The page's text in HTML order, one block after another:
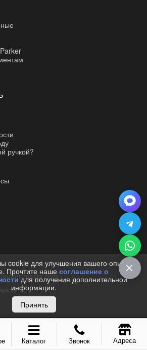
ручкой?
russia.com
Russia.com I Официальный дилер
Каталог Звонок Адреса
cookie для улучшения вашего опыта на
Прочтите наше соглашение о
для получения дополнительной
информации.
Принять